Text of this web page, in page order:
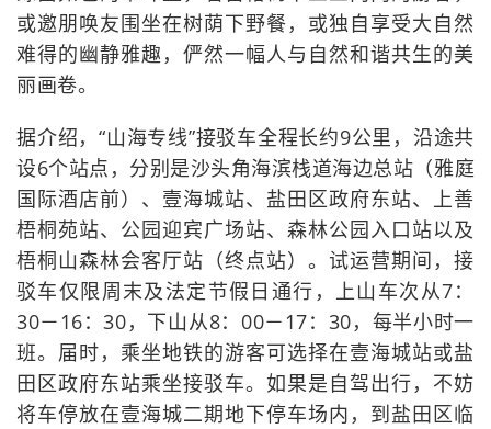
或邀朋唤友围坐在树荫下野餐，或独自享受大自然
难得的幽静雅趣，俨然一幅人与自然和谐共生的美
丽画卷。
据介绍，“山海专线”接驳车全程长约9公里，沿途共
设6个站点，分别是沙头角海滨栈道海边总站（雅庭
国际酒店前）、壹海城站、盐田区政府东站、上善
梧桐苑站、公园迎宾广场站、森林公园入口站以及
梧桐山森林会客厅站（终点站）。试运营期间，接
驳车仅限周末及法定节假日通行，上山车次从7：
30－16：30，下山从8：00－17：30，每半小时一
班。届时，乘坐地铁的游客可选择在壹海城站或盐
田区政府东站乘坐接驳车。如果是自驾出行，不妨
将车停放在壹海城二期地下停车场内，到盐田区临